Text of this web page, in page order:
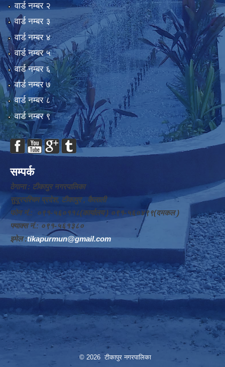
वार्ड न‌म्बर २
वार्ड न‌म्बर ३
वार्ड न‌म्बर ४
वार्ड न‌म्बर ५
वार्ड न‌म्बर ६
वार्ड न‌म्बर ७
वार्ड न‌म्बर ८
वार्ड न‌म्बर ९
सम्पर्क
ठेगाना : टीकापुर नगरपालिका
सुदूरपश्चिम प्रदेश, टीकापुर , कैलाली
फोन नं.: ०९१-५६०११८(कार्यालय ) ०९१-५६०४९९(दमकल )
फ्याक्स नं.: ०९१-५६१३८०
इमेल :tikapurmun@gmail.com
© 2026 टीकापुर नगरपालिका